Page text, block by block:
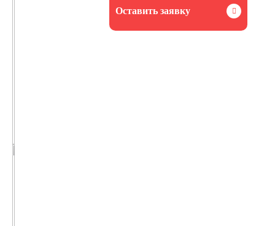
Оставить заявку